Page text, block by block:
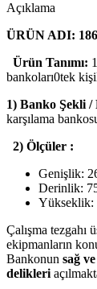
Açıklama
ÜRÜN ADI:
Ürün Tanımı:
bankoları0tek
1) Banko Şekli /
karşılama
2) Ölçüler :
Genişlik:
Derinlik:
Yükseklik:
Çalışma tezgahı
ekipmanların
Bankonun sağ
delikleri